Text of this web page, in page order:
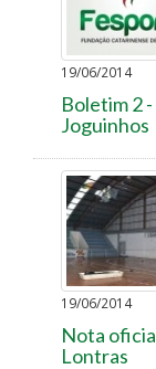
19/06/2014
Boletim 2
Joguinhos
19/06/2014
Nota
Lontras